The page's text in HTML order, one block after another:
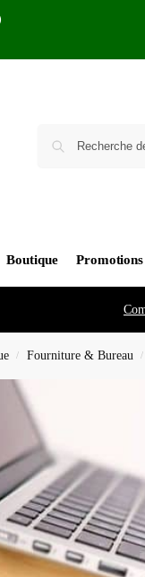
Boutique Promotions
/ Fourniture & Bureau /